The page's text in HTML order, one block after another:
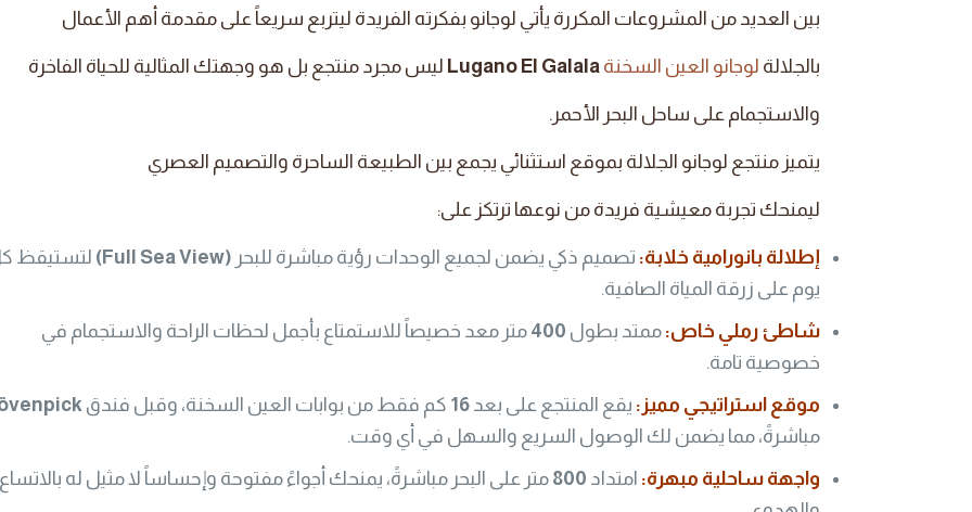
بين العديد من المشروعات المكررة يأتي لوجانو بفكرته الفريدة ليتربع سريعاً على مقدمة أهم الأعمال
بالجلالة لوجانو العين السخنة Lugano El Galala ليس مجرد منتجع بل هو وجهتك المثالية للحياة الفاخرة
والاستجمام على ساحل البحر الأحمر.
يتميز منتجع لوجانو الجلالة بموقع استثنائي يجمع بين الطبيعة الساحرة والتصميم العصري
ليمنحك تجربة معيشية فريدة من نوعها ترتكز على:
إطلالة بانورامية خلابة: تصميم ذكي يضمن لجميع الوحدات رؤية مباشرة للبحر (Full Sea View)
لتستيقظ
يوم على زرقة المياة الصافية.
شاطئ رملي خاص: ممتد بطول 400 متر معد خصيصاً للاستمتاع بأجمل لحظات الراحة والاستجمام في
خصوصية تامة.
موقع استراتيجي مميز : يقع المنتجع على بعد16 كم فقط من بوابات العين السخنة، وقبل فندق
مباشرةً، مما يضمن لك الوصول السريع والسهل في أي وقت.
واجهة ساحلية مبهرة: امتداد 800 متر على البحر مباشرةً، يمنحك أجواءً مفتوحة وإحساساً لا مثيل له